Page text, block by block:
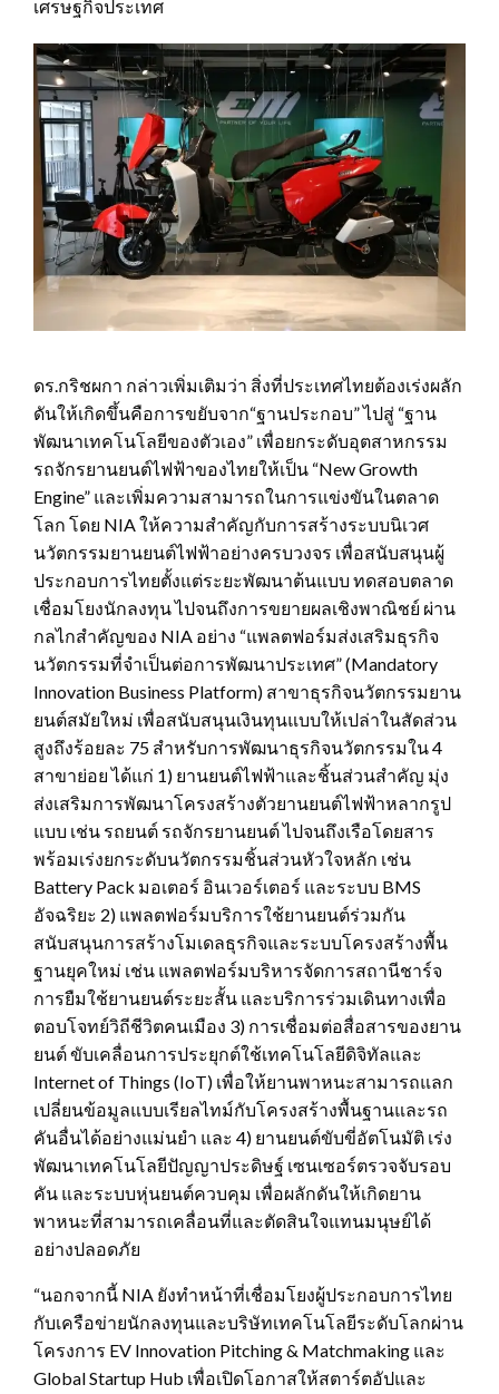
เศรษฐกิจประเทศ
ดร.กริชผกา กล่าวเพิ่มเติมว่า สิ่งที่ประเทศไทยต้องเร่งผลัก
ดันให้เกิดขึ้นคือการขยับจาก“ฐานประกอบ” ไปสู่ “ฐาน
พัฒนาเทคโนโลยีของตัวเอง” เพื่อยกระดับอุตสาหกรรม
รถจักรยานยนต์ไฟฟ้าของไทยให้เป็น “New Growth
Engine” และเพิ่มความสามารถในการแข่งขันในตลาด
โลก โดย NIA ให้ความสำคัญกับการสร้างระบบนิเวศ
นวัตกรรมยานยนต์ไฟฟ้าอย่างครบวงจร เพื่อสนับสนุนผู้
ประกอบการไทยตั้งแต่ระยะพัฒนาต้นแบบ ทดสอบตลาด
เชื่อมโยงนักลงทุน ไปจนถึงการขยายผลเชิงพาณิชย์ ผ่าน
กลไกสำคัญของ NIA อย่าง “แพลตฟอร์มส่งเสริมธุรกิจ
นวัตกรรมที่จำเป็นต่อการพัฒนาประเทศ” (Mandatory
Innovation Business Platform) สาขาธุรกิจนวัตกรรมยาน
ยนต์สมัยใหม่ เพื่อสนับสนุนเงินทุนแบบให้เปล่าในสัดส่วน
สูงถึงร้อยละ 75 สำหรับการพัฒนาธุรกิจนวัตกรรมใน 4
สาขาย่อย ได้แก่ 1) ยานยนต์ไฟฟ้าและชิ้นส่วนสำคัญ มุ่ง
ส่งเสริมการพัฒนาโครงสร้างตัวยานยนต์ไฟฟ้าหลากรูป
แบบ เช่น รถยนต์ รถจักรยานยนต์ ไปจนถึงเรือโดยสาร
พร้อมเร่งยกระดับนวัตกรรมชิ้นส่วนหัวใจหลัก เช่น
Battery Pack มอเตอร์ อินเวอร์เตอร์ และระบบ BMS
อัจฉริยะ 2) แพลตฟอร์มบริการใช้ยานยนต์ร่วมกัน
สนับสนุนการสร้างโมเดลธุรกิจและระบบโครงสร้างพื้น
ฐานยุคใหม่ เช่น แพลตฟอร์มบริหารจัดการสถานีชาร์จ
การยืมใช้ยานยนต์ระยะสั้น และบริการร่วมเดินทางเพื่อ
ตอบโจทย์วิถีชีวิตคนเมือง 3) การเชื่อมต่อสื่อสารของยาน
ยนต์ ขับเคลื่อนการประยุกต์ใช้เทคโนโลยีดิจิทัลและ
Internet of Things (IoT) เพื่อให้ยานพาหนะสามารถแลก
เปลี่ยนข้อมูลแบบเรียลไทม์กับโครงสร้างพื้นฐานและรถ
คันอื่นได้อย่างแม่นยำ และ 4) ยานยนต์ขับขี่อัตโนมัติ เร่ง
พัฒนาเทคโนโลยีปัญญาประดิษฐ์ เซนเซอร์ตรวจจับรอบ
คัน และระบบหุ่นยนต์ควบคุม เพื่อผลักดันให้เกิดยาน
พาหนะที่สามารถเคลื่อนที่และตัดสินใจแทนมนุษย์ได้
อย่างปลอดภัย
“นอกจากนี้ NIA ยังทำหน้าที่เชื่อมโยงผู้ประกอบการไทย
กับเครือข่ายนักลงทุนและบริษัทเทคโนโลยีระดับโลกผ่าน
โครงการ EV Innovation Pitching & Matchmaking และ
Global Startup Hub เพื่อเปิดโอกาสให้สตาร์ตอัปและ